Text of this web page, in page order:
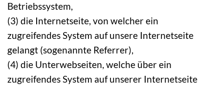
Betriebssystem,
(3) die Internetseite, von welcher ein
zugreifendes System auf unsere Internetseite
gelangt (sogenannte Referrer),
(4) die Unterwebseiten, welche über ein
zugreifendes System auf unserer Internetseite